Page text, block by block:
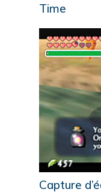
Time
Capture